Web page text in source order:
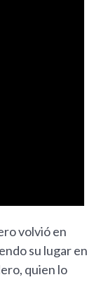
volvió en
su lugar en
quien lo